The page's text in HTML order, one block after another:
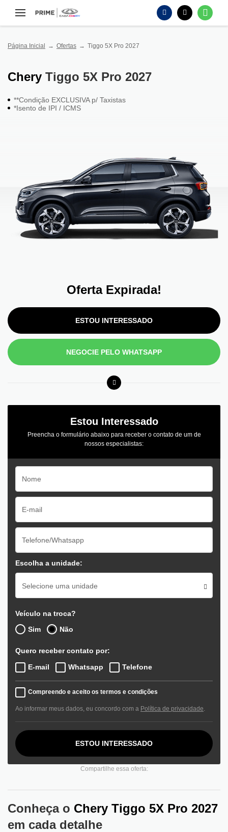
Página Inicial Ofertas Tiggo 5X Pro 2027
Chery Tiggo 5X Pro 2027
**Condição EXCLUSIVA p/ Taxistas
*Isento de IPI / ICMS
Oferta Expirada!
ESTOU INTERESSADO
NEGOCIE PELO WHATSAPP
Estou Interessado
Preencha o formulário abaixo para receber o contato de um de
nossos especialistas:
Escolha a unidade:
Selecione uma unidade
Veículo na troca?
Sim
Não
Quero receber contato por:
E-mail
Whatsapp Telefone
Compreendo e aceito os termos e condições
Ao informar meus dados, eu concordo com a Política de privacidade
ESTOU INTERESSADO
Compartilhe essa oferta:
Conheça o Chery Tiggo 5X Pro 2027
em cada detalhe